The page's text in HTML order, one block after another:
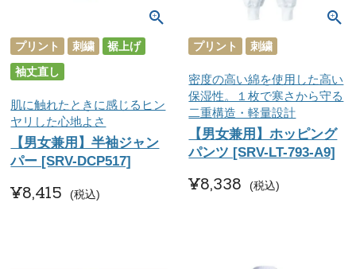
プリント 刺繍
裾上げ
袖丈直し
肌に触れたときに感じるヒン
ヤリした心地よさ
【男女兼用】半袖ジャン
パー [SRV-DCP517]
¥8,415 税込
プリント 刺繍
密度の高い綿を使用した高い
保湿性。１枚で寒さから守る
二重構造・軽量設計
【男女兼用】ホッピング
パンツ [SRV-LT-793-A9]
¥8,338 税込